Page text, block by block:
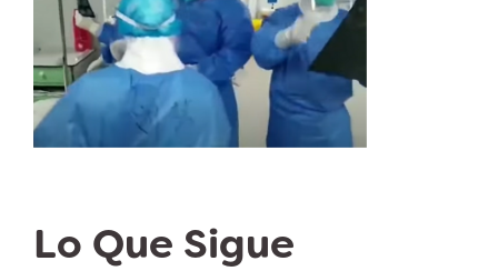
Lo Que Sigue